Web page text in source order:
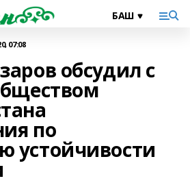
07:08
обсудил с
по
устойчивости